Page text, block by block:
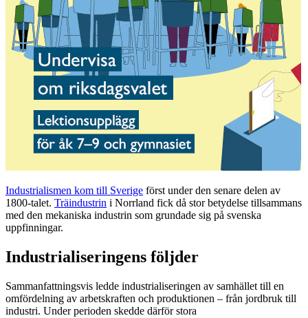
Industrialismen kom till Sverige först under den senare delen av
1800-talet. Träindustrin i Norrland fick då stor betydelse tillsammans
med den mekaniska industrin som grundade sig på svenska
uppfinningar.
Industrialiseringens följder
Sammanfattningsvis ledde industrialiseringen av samhället till en
omfördelning av arbetskraften och produktionen – från jordbruk till
industri. Under perioden skedde därför stora